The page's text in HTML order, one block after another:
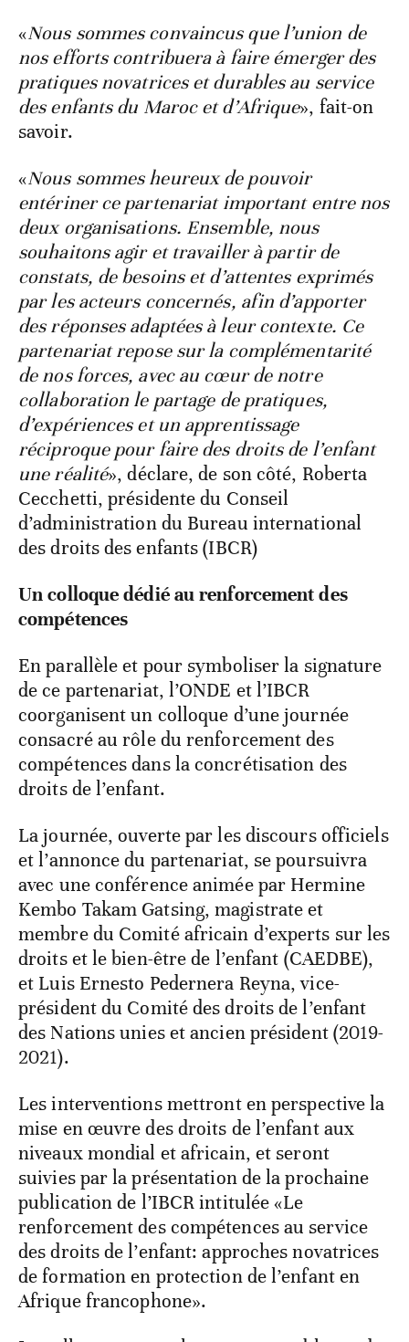
«Nous sommes convaincus que l’union de
nos efforts contribuera à faire émerger des
pratiques novatrices et durables au service
des enfants du Maroc et d’Afrique», fait-on
savoir.
«Nous sommes heureux de pouvoir
entériner ce partenariat important entre nos
deux organisations. Ensemble, nous
souhaitons agir et travailler à partir de
constats, de besoins et d’attentes exprimés
par les acteurs concernés, afin d’apporter
des réponses adaptées à leur contexte. Ce
partenariat repose sur la complémentarité
de nos forces, avec au cœur de notre
collaboration le partage de pratiques,
d’expériences et un apprentissage
réciproque pour faire des droits de l’enfant
une réalité», déclare, de son côté, Roberta
Cecchetti, présidente du Conseil
d’administration du Bureau international
des droits des enfants (IBCR)
Un colloque dédié au renforcement des
compétences
En parallèle et pour symboliser la signature
de ce partenariat, l’ONDE et l’IBCR
coorganisent un colloque d’une journée
consacré au rôle du renforcement des
compétences dans la concrétisation des
droits de l’enfant.
La journée, ouverte par les discours officiels
et l’annonce du partenariat, se poursuivra
avec une conférence animée par Hermine
Kembo Takam Gatsing, magistrate et
membre du Comité africain d’experts sur les
droits et le bien-être de l’enfant (CAEDBE),
et Luis Ernesto Pedernera Reyna, vice-
président du Comité des droits de l’enfant
des Nations unies et ancien président (2019-
2021).
Les interventions mettront en perspective la
mise en œuvre des droits de l’enfant aux
niveaux mondial et africain, et seront
suivies par la présentation de la prochaine
publication de l’IBCR intitulée «Le
renforcement des compétences au service
des droits de l’enfant: approches novatrices
de formation en protection de l’enfant en
Afrique francophone».